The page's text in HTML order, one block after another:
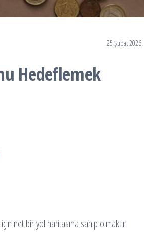
25 Şubat 2026
Hedeflemek
net bir yol haritasına sahip olmaktır.